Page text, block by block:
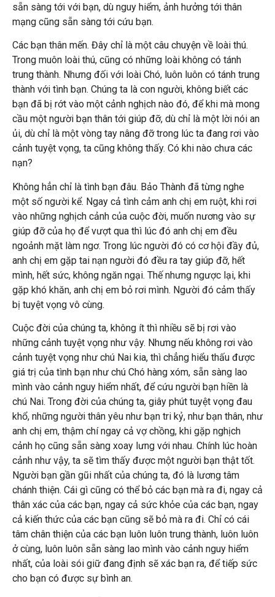
sẵn sàng tới với bạn, dù nguy hiểm, ảnh hưởng tới thân
mạng cũng sẵn sàng tới cứu bạn.
Các bạn thân mến. Đây chỉ là một câu chuyện về loài thú.
Trong muôn loài thú, cũng có những loài không có tánh
trung thành. Nhưng đối với loài Chó, luôn luôn có tánh trung
thành với tình bạn. Chúng ta là con người, không biết các
bạn đã bị rớt vào một cảnh nghịch nào đó, để khi mà mong
cầu một người bạn thân tới giúp đỡ, dù chỉ là một lời nói an
ủi, dù chỉ là một vòng tay nâng đỡ trong lúc ta đang rơi vào
cảnh tuyệt vọng, ta cũng không thấy. Có khi nào chưa các
nạn?
Không hẳn chỉ là tình bạn đâu. Bảo Thành đã từng nghe
một số người kể. Ngay cả tình cảm anh chị em ruột, khi rơi
vào những nghịch cảnh của cuộc đời, muốn nương vào sự
giúp đỡ của họ để vượt qua thì lúc đó anh chị em đều
ngoảnh mặt làm ngơ. Trong lúc người đó có cơ hội đầy đủ,
anh chị em gặp tai nạn người đó đều ra tay giúp đỡ, hết
mình, hết sức, không ngăn ngại. Thế nhưng ngược lại, khi
gặp khó khăn, anh chị em bỏ rơi mình. Người đó cảm thấy
bị tuyệt vọng vô cùng.
Cuộc đời của chúng ta, không ít thì nhiều sẽ bị rơi vào
những cảnh tuyệt vọng như vậy. Nhưng nếu không rơi vào
cảnh tuyệt vọng như chú Nai kia, thì chẳng hiểu thấu được
giá trị của tình bạn như chú Chó hàng xóm, sẵn sàng lao
mình vào cảnh nguy hiểm nhất, để cứu người bạn hiền là
chú Nai. Trong đời của chúng ta, giây phút tuyệt vọng đau
khổ, những người thân yêu như bạn tri kỷ, như bạn thân, như
anh chị em, thậm chí ngay cả vợ chồng, khi gặp nghịch
cảnh họ cũng sẵn sàng xoay lưng với nhau. Chính lúc hoàn
cảnh như vậy, ta sẽ tìm thấy được một người bạn thật tốt.
Người bạn gần gũi nhất của chúng ta, đó là lương tâm
chánh thiện. Cái gì cũng có thể bỏ các bạn mà ra đi, ngay cả
thân xác của các bạn, ngay cả sức khỏe của các bạn, ngay
cả kiến thức của các bạn cũng sẽ bỏ mà ra đi. Chỉ có cái
tâm chân thiện của các bạn luôn luôn trung thành, luôn luôn
ở cùng, luôn luôn sẵn sàng lao mình vào cảnh nguy hiểm
nhất, của loài sói giữ đang định sẽ xác bạn ra, để tiếp sức
cho bạn có được sự bình an.